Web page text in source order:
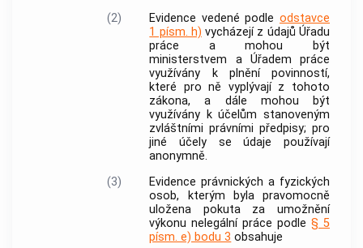
(2) Evidence vedené podle odstavce
1 písm. h) vycházejí z údajů Úřadu
práce a mohou být
ministerstvem a Úřadem práce
využívány k plnění povinností,
které pro ně vyplývají z tohoto
zákona, a dále mohou být
využívány k účelům stanoveným
zvláštními právními předpisy; pro
jiné účely se údaje používají
anonymně.
(3)
Evidence právnických a fyzických
osob, kterým byla pravomocně
uložena pokuta za umožnění
výkonunelegální práce podle§ 5
písm. e) bodu 3 obsahuje